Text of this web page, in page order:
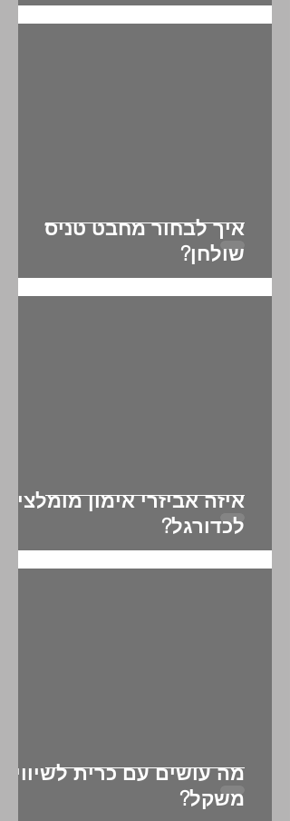
איך לבחור מחבט פאדל?
איך לבחור מחבט טניס
שולחן?
איזה אביזרי אימון מומלצים
לכדורגל?
מה עושים עם כרית לשיווי